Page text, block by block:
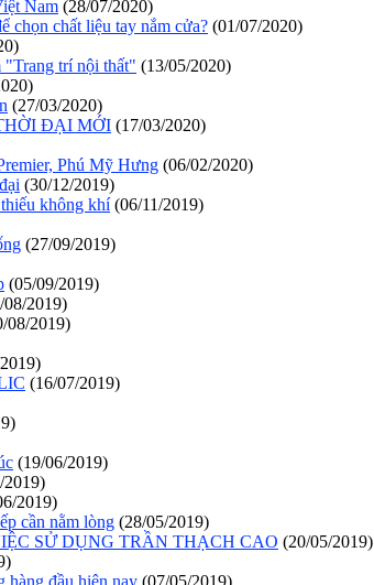
Nam (28/07/2020)
chọn chất liệu tay nắm cửa? (01/07/2020)
trí nội thất" (13/05/2020)
(27/03/2020)
ĐẠI MỚI (17/03/2020)
Phú Mỹ Hưng (06/02/2020)
(30/12/2019)
không khí(06/11/2019)
(27/09/2019)
(05/09/2019)
08/2019)
08/2019)
(16/07/2019)
(19/06/2019)
2019)
2019)
cần nằm lòng (28/05/2019)
SỬ DỤNG TRẦN THẠCH CAO (20/05/2019)
hàng đầu hiện nay (07/05/2019)